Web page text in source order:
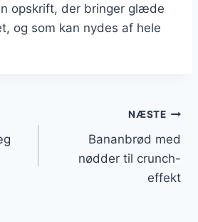
opskrift, der bringer glæde
og som kan nydes af hele
NÆSTE
Bananbrød med
nødder til crunch-
effekt